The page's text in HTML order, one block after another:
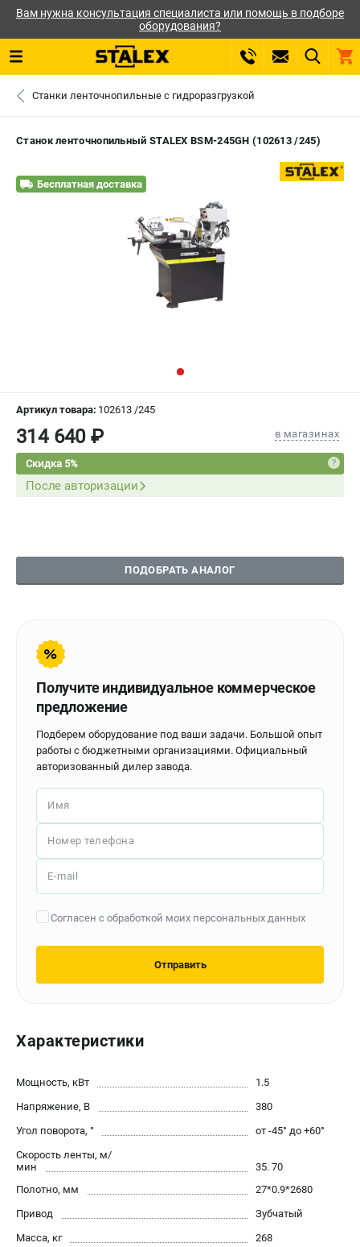
Вам нужна консультация специалиста или помощь в подборе
оборудования?
СЕРВИС
МАГАЗИНЫ
ИЗБРАННОЕ ( 0 )
ВХОД ИЛИ РЕГИСТРАЦИЯ
ЗАКАЗАТЬ ЗАПЧАСТЬ
+7 (812) 564-50-74 - ЗАКАЗ ИЗДЕЛИЙ
САНКТ-ПЕТЕРБУРГ
0 ₽
Гарантия Stalex
ИНФОРМАЦИЯ
О компании
О бренде
Юридическим лицам
Контакты
Доставка
Оплата
Бонусная программа
Пользовательское соглашение
ПОЛЕЗНЫЕ МАТЕРИАЛЫ
Как выбрать заточной станок?
Арматурогибы ручные и электрические
Токарные станки и их особенности
ТЕЛЕФОН (САНКТ-ПЕТЕРБУРГ)
офертой.
проспект Александровской Фермы, 29АЛ
сб - с 10:00 до 16:00
Станки ленточнопильные с гидроразгрузкой
Станок ленточнопильный STALEX BSM-245GH (102613 /245)
Бесплатная доставка
Артикул товара: 102613 /245
314 640 ₽ в магазинах
Скидка 5%
После авторизации
ПОДОБРАТЬ АНАЛОГ
Получите индивидуальное коммерческое
предложение
Подберем оборудование под ваши задачи. Большой опыт
работы с бюджетными организациями. Официальный
авторизованный дилер завода.
Имя
Номер телефона
E-mail
Согласен с обработкой моих персональных данных
Отправить
Характеристики
Мощность, кВт
1.5
Напряжение, В
380
Угол поворота, °
от -45° до +60°
Скорость ленты, м/
мин
35. 70
Полотно, мм
27*0.9*2680
Привод
Зубчатый
Масса, кг
268